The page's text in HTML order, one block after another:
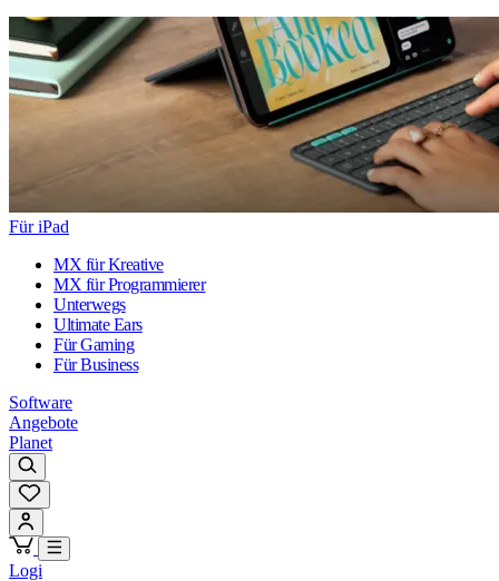
Für iPad
MX für Kreative
MX für Programmierer
Unterwegs
Ultimate Ears
Für Gaming
Für Business
Software
Angebote
Planet
Logi